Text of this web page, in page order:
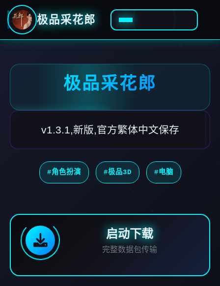
极品采花郎
极品采花郎
v1.3.1,新版,官方繁体中文保存
#角色扮演 #极品3D #电脑
启动下载
完整数据包传输